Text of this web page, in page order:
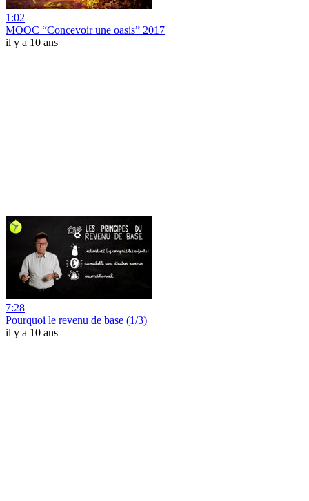
1:02
MOOC “Concevoir une oasis” 2017
il y a 10 ans
7:28
Pourquoi le revenu de base (1/3)
il y a 10 ans